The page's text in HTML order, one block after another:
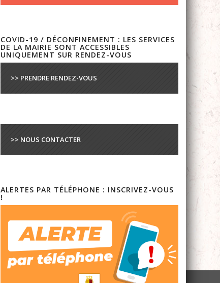
COVID-19 / DÉCONFINEMENT : LES SERVICES
DE LA MAIRIE SONT ACCESSIBLES
UNIQUEMENT SUR RENDEZ-VOUS
>> PRENDRE RENDEZ-VOUS
>> NOUS CONTACTER
ALERTES PAR TÉLÉPHONE : INSCRIVEZ-VOUS
!